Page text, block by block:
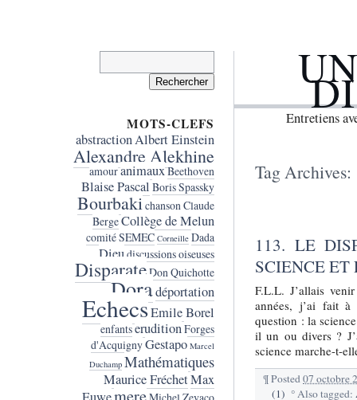
Entretiens
Tag Archives:
113. LE
SCIENCE ET
F.L.L. J’allais
années, j’ai fait
question : la
il un ou divers ?
science marche-t-
¶Posted07 octobre
(1) °Also tagged:
MOTS-CLEFS
abstractionAlbert Einstein
Alexandre Alekhine
amouranimauxBeethoven
Blaise Pascal Boris Spassky
BourbakichansonClaude
BergeCollège de Melun
comité SEMEC Corneille Dada
Dieu discussions oiseuses
DisparateDon Quichotte
Doradéportation
EchecsEmile Borel
enfantseruditionForges
d'AcquignyGestapo Marcel
Duchamp Mathématiques
Maurice FréchetMax